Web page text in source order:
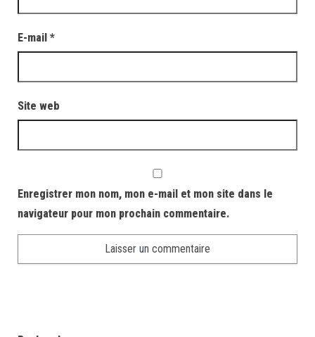
E-mail *
Site web
Enregistrer mon nom, mon e-mail et mon site dans le
navigateur pour mon prochain commentaire.